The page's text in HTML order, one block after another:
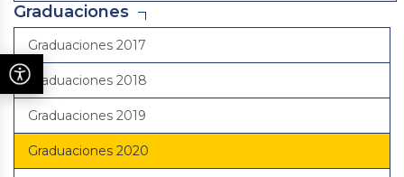
Graduaciones
Graduaciones 2017
Graduaciones 2018
Graduaciones 2019
Graduaciones 2020